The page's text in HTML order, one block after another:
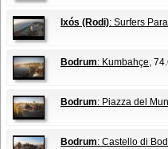
Ixós (Rodi): Surfers
Bodrum: Kumbahçe,
Bodrum: Piazza del
Bodrum: Castello di